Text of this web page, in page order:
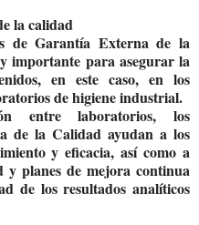
la calidad
de Garantía Externa de la
importante para asegurar la
en este caso, en los
de higiene industrial.
entre laboratorios, los
de la Calidad ayudan a los
y eficacia, así como a
y planes de mejora continua
de los resultados analíticos